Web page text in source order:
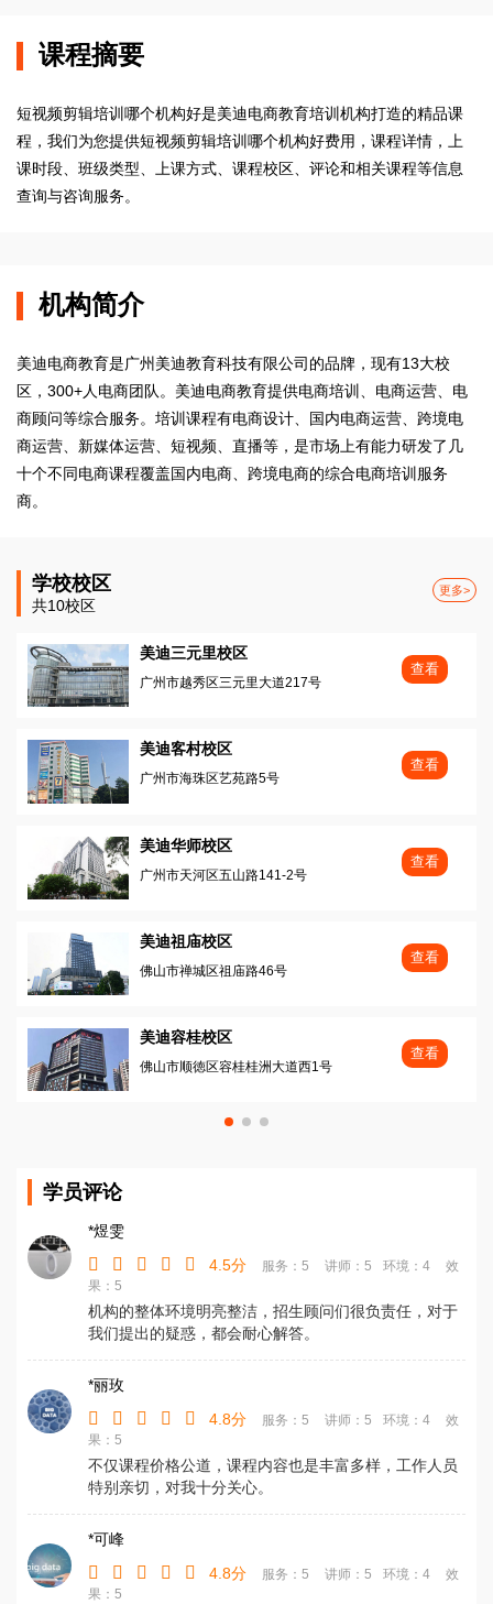
课程摘要
短视频剪辑培训哪个机构好是美迪电商教育培训机构打造的精品课
程，我们为您提供短视频剪辑培训哪个机构好费用，课程详情，上
课时段、班级类型、上课方式、课程校区、评论和相关课程等信息
查询与咨询服务。
机构简介
美迪电商教育是广州美迪教育科技有限公司的品牌，现有13大校
区，300+人电商团队。美迪电商教育提供电商培训、电商运营、电
商顾问等综合服务。培训课程有电商设计、国内电商运营、跨境电
商运营、新媒体运营、短视频、直播等，是市场上有能力研发了几
十个不同电商课程覆盖国内电商、跨境电商的综合电商培训服务
商。
学校校区
共10校区
更多>
美迪三元里校区
广州市越秀区三元里大道217号
查看
美迪客村校区
广州市海珠区艺苑路5号
查看
美迪华师校区
广州市天河区五山路141-2号
查看
美迪祖庙校区
佛山市禅城区祖庙路46号
查看
美迪容桂校区
佛山市顺徳区容桂桂洲大道西1号
查看
学员评论
*煜雯
4.5分
服务：5 讲师：5 环境：4
效
果：5
机构的整体环境明亮整洁，招生顾问们很负责任，对于
我们提出的疑惑，都会耐心解答。
*丽玫
4.8分
服务：5 讲师：5 环境：4
效
果：5
不仅课程价格公道，课程内容也是丰富多样，工作人员
特别亲切，对我十分关心。
*可峰
4.8分
服务：5 讲师：5 环境：4
效
果：5